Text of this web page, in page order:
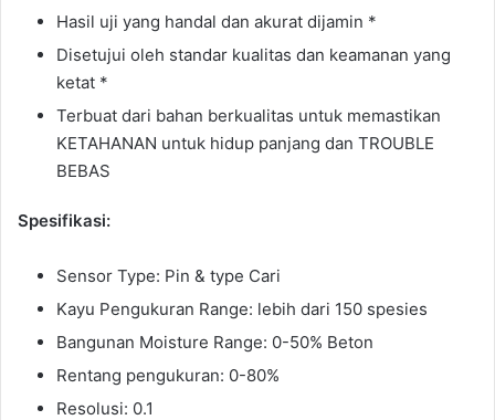
Hasil uji yang handal dan akurat dijamin *
Disetujui oleh standar kualitas dan keamanan yang
ketat *
Terbuat dari bahan berkualitas untuk memastikan
KETAHANAN untuk hidup panjang dan TROUBLE
BEBAS
Spesifikasi:
Sensor Type: Pin & type Cari
Kayu Pengukuran Range: lebih dari 150 spesies
Bangunan Moisture Range: 0-50% Beton
Rentang pengukuran: 0-80%
Resolusi: 0.1